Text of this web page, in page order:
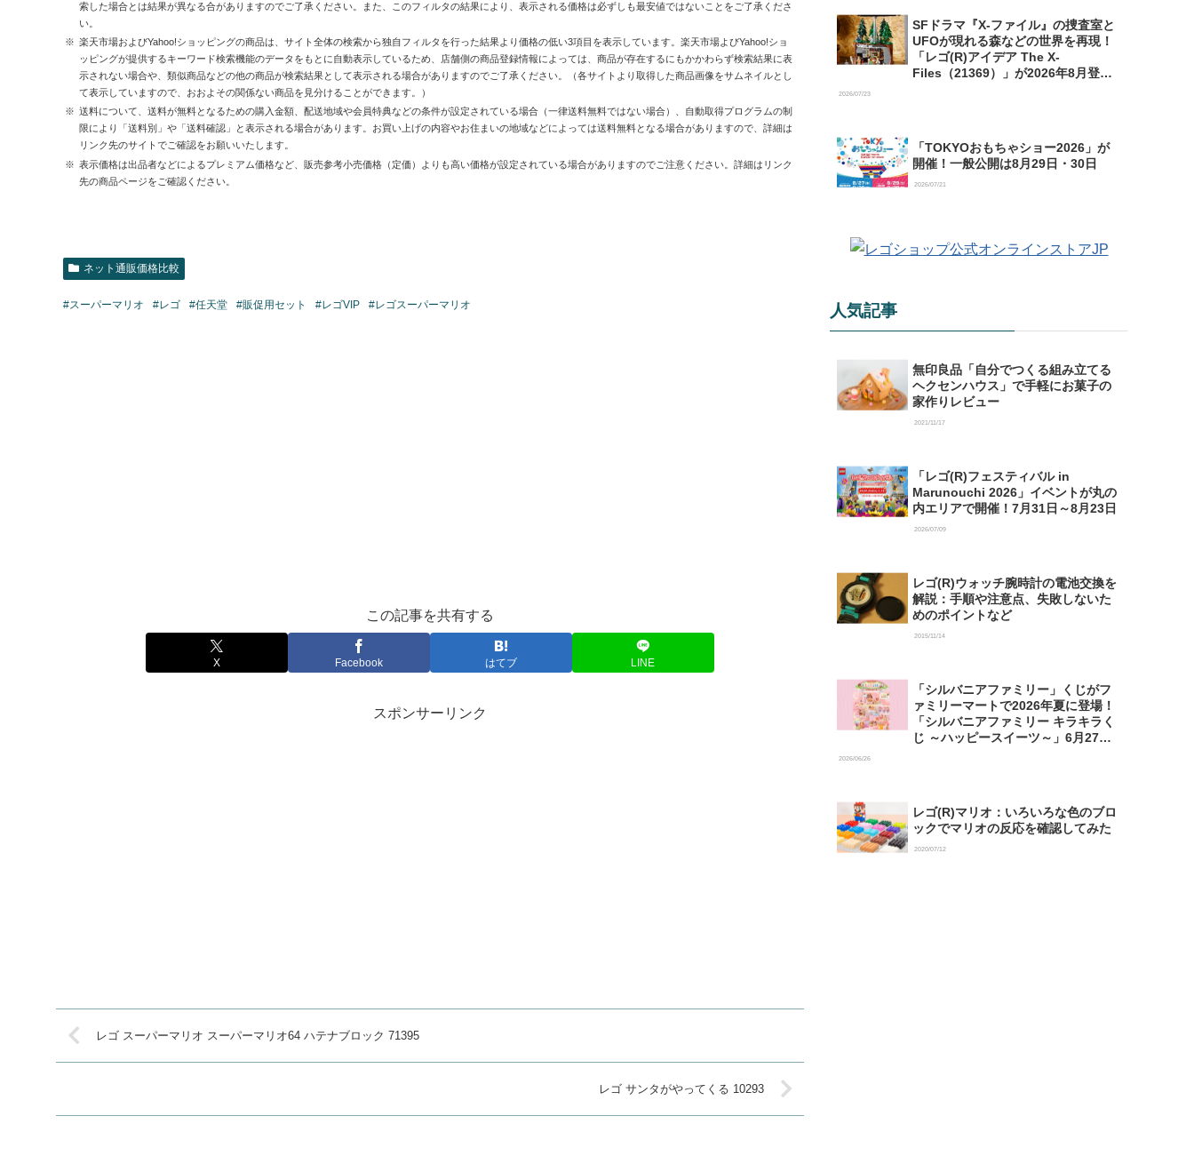
索した場合とは結果が異なる合がありますのでご了承ください。また、このフィルタの結果により、表示される価格は必ずしも最安値ではないことをご了承くださ
い。
楽天市場およびYahoo!ショッピングの商品は、サイト全体の検索から独自フィルタを行った結果より価格の低い3項目を表示しています。楽天市場よびYahoo!ショ
ッピングが提供するキーワード検索機能のデータをもとに自動表示しているため、店舗側の商品登録情報によっては、商品が存在するにもかかわらず検索結果に表
示されない場合や、類似商品などの他の商品が検索結果として表示される場合がありますのでご了承ください。（各サイトより取得した商品画像をサムネイルとし
て表示していますので、おおよその関係ない商品を見分けることができます。）
送料について、送料が無料となるための購入金額、配送地域や会員特典などの条件が設定されている場合（一律送料無料ではない場合）、自動取得プログラムの制
限により「送料別」や「送料確認」と表示される場合があります。お買い上げの内容やお住まいの地域などによっては送料無料となる場合がありますので、詳細は
リンク先のサイトでご確認をお願いいたします。
表示価格は出品者などによるプレミアム価格など、販売参考小売価格（定価）よりも高い価格が設定されている場合がありますのでご注意ください。詳細はリンク
先の商品ページをご確認ください。
ネット通販価格比較
#スーパーマリオ #レゴ #任天堂 #販促用セット #レゴVIP #レゴスーパーマリオ
この記事を共有する
X Facebook はてブ LINE
スポンサーリンク
レゴ スーパーマリオ スーパーマリオ64 ハテナブロック 71395
レゴ サンタがやってくる 10293
SFドラマ『X-ファイル』の捜査室と
UFOが現れる森などの世界を再現！
「レゴ(R)アイデア The X-
Files（21369）」が2026年8月登場
2026/07/23
「TOKYOおもちゃショー2026」が
開催！一般公開は8月29日・30日
2026/07/21
人気記事
無印良品「自分でつくる組み立てる
ヘクセンハウス」で手軽にお菓子の
家作りレビュー
2021/11/17
「レゴ(R)フェスティバル in
Marunouchi 2026」イベントが丸の
内エリアで開催！7月31日～8月23日
2026/07/09
レゴ(R)ウォッチ腕時計の電池交換を
解説：手順や注意点、失敗しないた
めのポイントなど
2015/11/14
「シルバニアファミリー」くじがフ
ァミリーマートで2026年夏に登場！
「シルバニアファミリー キラキラく
じ ～ハッピースイーツ～」6月27日
2026/06/26
レゴ(R)マリオ：いろいろな色のブロ
ックでマリオの反応を確認してみた
2020/07/12